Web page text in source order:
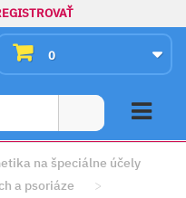
0
na špeciálne účely
a psoriáze
>